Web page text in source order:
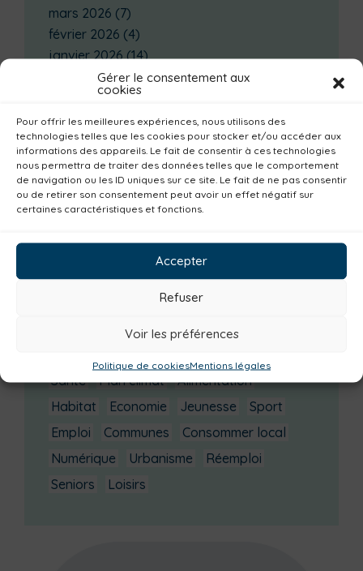
Gérer le consentement aux
cookies
Pour offrir les meilleures expériences, nous utilisons des
technologies telles que les cookies pour stocker et/ou accéder aux
informations des appareils. Le fait de consentir à ces technologies
nous permettra de traiter des données telles que le comportement
de navigation ou les ID uniques sur ce site. Le fait de ne pas consentir
ou de retirer son consentement peut avoir un effet négatif sur
certaines caractéristiques et fonctions.
Accepter
Refuser
Voir les préférences
Politique de cookiesMentions légales
mars 2026 (7)
février 2026 (4)
janvier 2026(14)
décembre 2025(3)
novembre 2025
octobre 2025(3)
septembre 2025 (7)
août 2025(3)
juillet 2025 (3)
Déchèteries
Familles
Institutionnel
Non classé
Solidarité
Centre aquatique
Santé
Plan climat
Alimentation
Habitat
Economie Jeunesse
Sport
Emploi
Communes
Consommer local
Numérique
Urbanisme
Réemploi
Seniors
Loisirs